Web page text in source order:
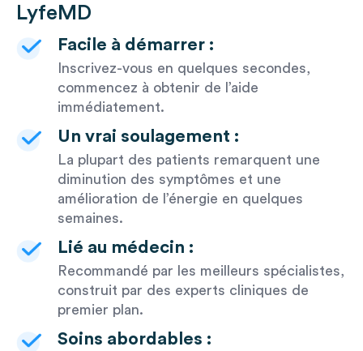
LyfeMD
Facile à démarrer :
Inscrivez-vous en quelques secondes,
commencez à obtenir de l’aide
immédiatement.
Un vrai soulagement :
La plupart des patients remarquent une
diminution des symptômes et une
amélioration de l’énergie en quelques
semaines.
Lié au médecin :
Recommandé par les meilleurs spécialistes,
construit par des experts cliniques de
premier plan.
Soins abordables :